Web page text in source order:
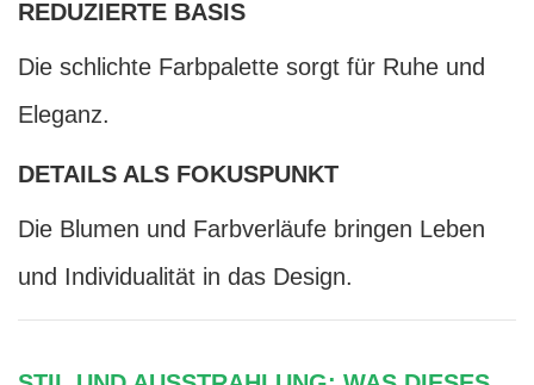
REDUZIERTE BASIS
Die schlichte Farbpalette sorgt für Ruhe und
Eleganz.
DETAILS ALS FOKUSPUNKT
Die Blumen und Farbverläufe bringen Leben
und Individualität in das Design.